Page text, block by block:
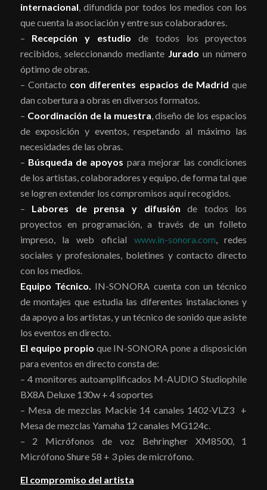
internacional , difundida por todos los medios con los
que cuenta la asociación y entre sus colaboradores.
– Recepción y estudio de todos los proyectos
recibidos, seleccionando mediante Jurado un número
óptimo de obras.
– Contacto con diferentes espacios de Madrid que
dan cobertura a obras en diversos formatos.
– Coordinación de la muestra , diseño de los espacios
de exposición y eventos, respetando al máximo las
necesidades de las obras.
– Búsqueda de apoyos para mejorar las condiciones
de los artistas, colaboradores y equipo, de forma tal que
se logren extender los compromisos aquí recogidos.
– Labores de prensa y difusión de todos los
proyectos en programación, a través de un folleto
impreso, la web oficial www.in-sonora.com , redes
sociales y profesionales, boletines y contacto directo
con los medios.
Equipo Técnico. IN-SONORA cuenta con un técnico
de montajes que estudia las diferentes instalaciones y
da apoyo a los artistas, y un técnico de sonido que asiste
los eventos en directo.
El equipo propio que IN-SONORA pone a disposición
para eventos en directo consta de:
– 4 monitores autoamplificados M-AUDIO Studiophile
BX8A Deluxe 130w + 4 soportes
– Mesa de mezclas Mackie 14 canales 1402-VLZ3 +
Mesa de mezclas Yamaha 12 canales MG124c.
– 2 Micrófonos de voz Behringher XM8500, 1
Micrófono Shure 58 + 3 pies de micrófono.
El compromiso del artista